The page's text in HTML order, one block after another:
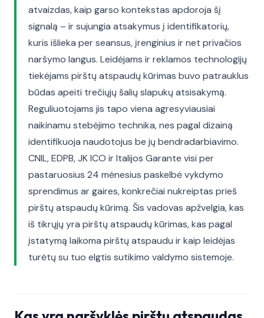
atvaizdas, kaip garso kontekstas apdoroja šį
signalą – ir sujungia atsakymus į identifikatorių,
kuris išlieka per seansus, įrenginius ir net privačios
naršymo langus. Leidėjams ir reklamos technologijų
tiekėjams pirštų atspaudų kūrimas buvo patrauklus
būdas apeiti trečiųjų šalių slapukų atsisakymą.
Reguliuotojams jis tapo viena agresyviausiai
naikinamu stebėjimo technika, nes pagal dizainą
identifikuoja naudotojus be jų bendradarbiavimo.
CNIL, EDPB, JK ICO ir Italijos Garante visi per
pastaruosius 24 mėnesius paskelbė vykdymo
sprendimus ar gaires, konkrečiai nukreiptas prieš
pirštų atspaudų kūrimą. Šis vadovas apžvelgia, kas
iš tikrųjų yra pirštų atspaudų kūrimas, kas pagal
įstatymą laikoma pirštų atspaudu ir kaip leidėjas
turėtų su tuo elgtis sutikimo valdymo sistemoje.